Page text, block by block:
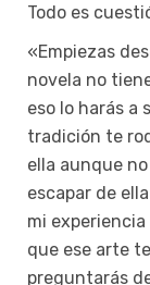
Todo es
«Empiezas
novela no
eso lo harás a
tradición te
ella aunque
escapar de
mi
que ese arte
preguntarás